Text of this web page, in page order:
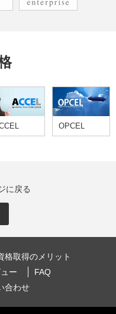
OPCEL
に戻る
格取得のメリット
ー
FAQ
合わせ